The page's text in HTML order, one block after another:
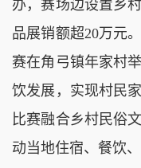
办，赛场边设置乡
品展销额超20万元
赛在角弓镇年家村
饮发展，实现村民
比赛融合乡村民俗
动当地住宿、餐饮